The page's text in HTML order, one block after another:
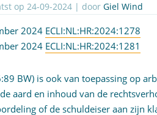
op24-09-2024 | doorGiel Wind
2024 ECLI:NL:HR:2024:1278
2024 ECLI:NL:HR:2024:1281
BW) is ook van toepassing op
aard en inhoud van de
of de schuldeiser aan zijn